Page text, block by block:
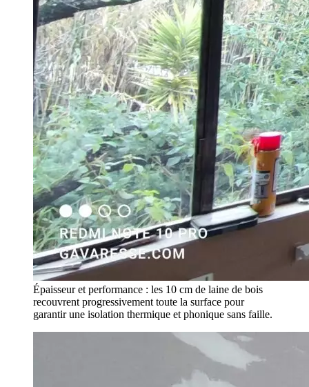
Épaisseur et performance : les 10 cm de laine de bois
recouvrent progressivement toute la surface pour
garantir une isolation thermique et phonique sans faille.